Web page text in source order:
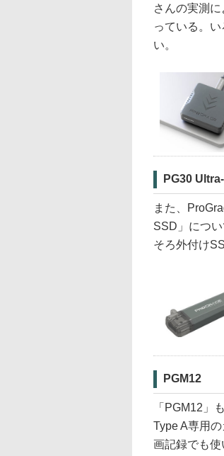
さんの実測
っている。
い。
PG30
また、
SSD」につ
そろ外付け
PGM12
「PGM12」
Type A専用
画記録でも